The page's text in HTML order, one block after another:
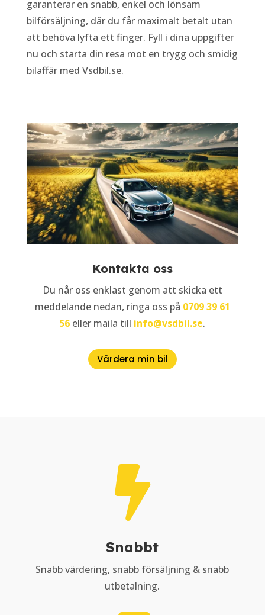
garanterar en snabb, enkel och lönsam
bilförsäljning, där du får maximalt betalt utan
att behöva lyfta ett finger. Fyll i dina uppgifter
nu och starta din resa mot en trygg och smidig
bilaffär med Vsdbil.se.
Kontakta oss
Du når oss enklast genom att skicka ett
meddelande nedan, ringa oss på 0709 39 61
56 eller maila till info@vsdbil.se.
Värdera min bil

Snabbt
Snabb värdering, snabb försäljning & snabb
utbetalning.